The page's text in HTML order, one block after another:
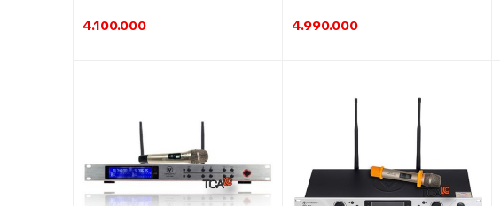
4.100.000 4.990.000